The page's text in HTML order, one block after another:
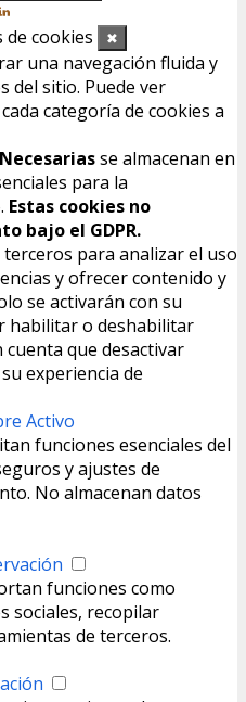
de cookies
✖
una navegación fluida y
del sitio. Puede ver
categoría de cookies a
Necesariasse almacenan en
para la
Estas cookies no
bajo el GDPR.
para analizar el uso
y ofrecer contenido y
se activarán con su
habilitar o deshabilitar
que desactivar
experiencia de
Activo
funciones esenciales del
y ajustes de
No almacenan datos
funciones como
sociales, recopilar
de terceros.